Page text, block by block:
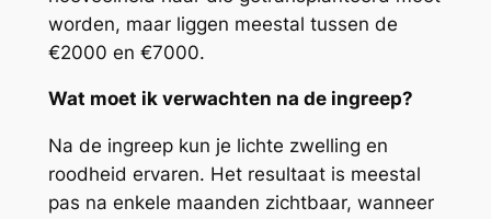
worden, maar liggen meestal tussen de
€2000 en €7000.
Wat moet ik verwachten na de ingreep?
Na de ingreep kun je lichte zwelling en
roodheid ervaren. Het resultaat is meestal
pas na enkele maanden zichtbaar, wanneer